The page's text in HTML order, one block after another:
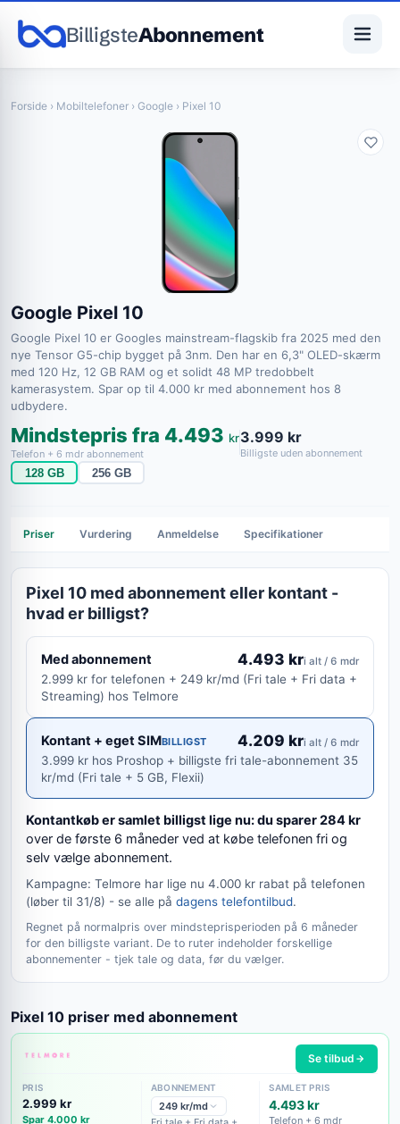
BilligsteAbonnement
Forside › Mobiltelefoner › Google › Pixel 10
Google Pixel 10
Google Pixel 10 er Googles mainstream-flagskib fra 2025 med den
nye Tensor G5-chip bygget på 3nm. Den har en 6,3" OLED-skærm
med 120 Hz, 12 GB RAM og et solidt 48 MP tredobbelt
kamerasystem. Spar op til 4.000 kr med abonnement hos 8
udbydere.
Mindstepris fra 4.493 kr
Telefon + 6 mdr abonnement
3.999 kr
Billigste uden abonnement
128 GB 256 GB
Priser Vurdering Anmeldelse Specifikationer
Pixel 10 med abonnement eller kontant -
hvad er billigst?
Med abonnement
2.999 kr for telefonen + 249 kr/md (Fri tale + Fri data +
Streaming) hos Telmore
4.493 kri alt / 6 mdr
Kontant + eget SIMBILLIGST
3.999 kr hos Proshop + billigste fri tale-abonnement 35
kr/md (Fri tale + 5 GB, Flexii)
4.209 kri alt / 6 mdr
Kontantkøb er samlet billigst lige nu: du sparer 284 kr
over de første 6 måneder ved at købe telefonen fri og
selv vælge abonnement.
Kampagne: Telmore har lige nu 4.000 kr rabat på telefonen
(løber til 31/8) - se alle på dagens telefontilbud.
Regnet på normalpris over mindsteprisperioden på 6 måneder
for den billigste variant. De to ruter indeholder forskellige
abonnementer - tjek tale og data, før du vælger.
Pixel 10 priser med abonnement
Se tilbud
PRIS
2.999 kr
Spar 4.000 kr
ABONNEMENT
249 kr/md
SAMLET PRIS
4.493 kr
Telefon + 6 mdr